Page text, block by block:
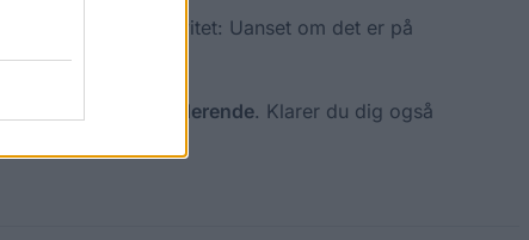
god portion kreativitet: Uanset om det er på
studerende. Klarer du dig også